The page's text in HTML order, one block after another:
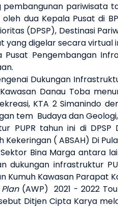
pembangunan
dua Kepala Pusat di
(DPSP), Destinasi
yang digelar secara
Pengembangan
Dukungan
Danau Toba
KTA 2 Simanindo
tem Budaya dan
PUPR tahun ini di
( ABSAH) Di
Bina Marga antara
dukungan infrastruktur
Kumuh Kawasan Parapat
(AWP) 2021 - 2022
Ditjen Cipta Karya